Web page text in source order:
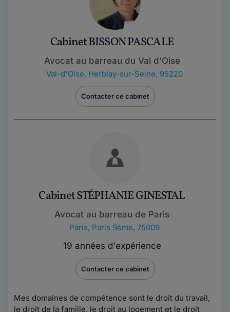
Cabinet BISSON PASCALE
Avocat au barreau du Val d'Oise
Val-d'Oise, Herblay-sur-Seine, 95220
Contacter ce cabinet
Cabinet STÉPHANIE GINESTAL
Avocat au barreau de Paris
Paris, Paris 9ème, 75009
19 années d'expérience
Contacter ce cabinet
Mes domaines de compétence sont le droit du travail,
le droit de la famille, le droit au logement et le droit